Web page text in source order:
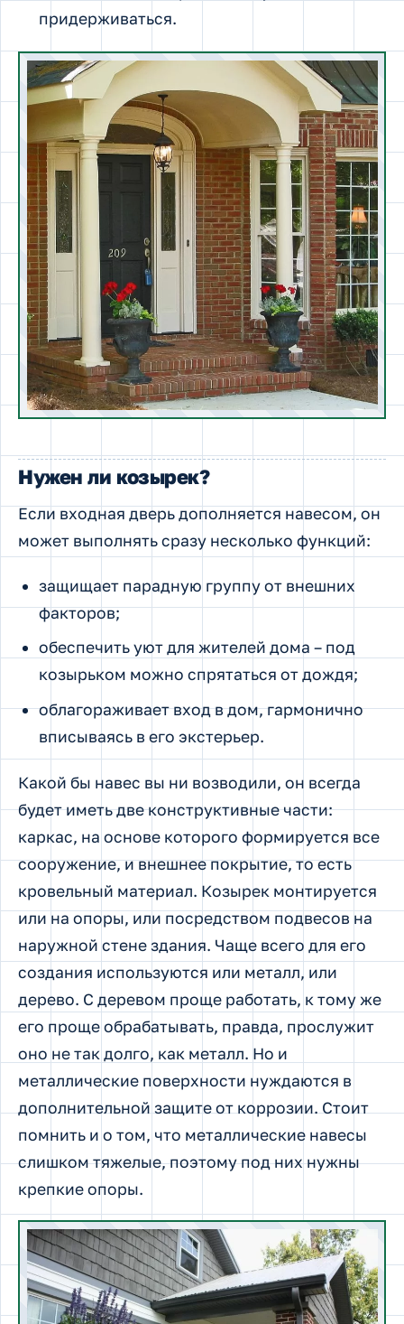
придерживаться.
Нужен ли козырек?
Если входная дверь дополняется навесом, он
может выполнять сразу несколько функций:
защищает парадную группу от внешних
факторов;
обеспечить уют для жителей дома – под
козырьком можно спрятаться от дождя;
облагораживает вход в дом, гармонично
вписываясь в его экстерьер.
Какой бы навес вы ни возводили, он всегда
будет иметь две конструктивные части:
каркас, на основе которого формируется все
сооружение, и внешнее покрытие, то есть
кровельный материал. Козырек монтируется
или на опоры, или посредством подвесов на
наружной стене здания. Чаще всего для его
создания используются или металл, или
дерево. С деревом проще работать, к тому же
его проще обрабатывать, правда, прослужит
оно не так долго, как металл. Но и
металлические поверхности нуждаются в
дополнительной защите от коррозии. Стоит
помнить и о том, что металлические навесы
слишком тяжелые, поэтому под них нужны
крепкие опоры.